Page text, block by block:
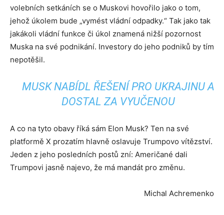
volebních setkáních se o Muskovi hovořilo jako o tom,
jehož úkolem bude „vymést vládní odpadky.“ Tak jako tak
jakákoli vládní funkce či úkol znamená nižší pozornost
Muska na své podnikání. Investory do jeho podniků by tím
nepotěšil.
MUSK NABÍDL ŘEŠENÍ PRO UKRAJINU A
DOSTAL ZA VYUČENOU
A co na tyto obavy říká sám Elon Musk? Ten na své
platformě X prozatím hlavně oslavuje Trumpovo vítězství.
Jeden z jeho posledních postů zní: Američané dali
Trumpovi jasně najevo, že má mandát pro změnu.
Michal Achremenko